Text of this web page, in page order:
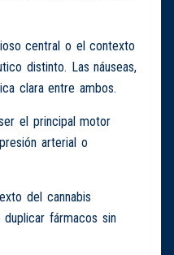
central o el contexto
distinto. Las náuseas,
clara entre ambos.
el principal motor
arterial o
del cannabis
fármacos sin